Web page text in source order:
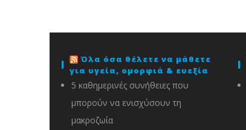
Όλα όσα θέλετε να μάθετε
για υγεία, ομορφιά & ευεξία
5 καθημερινές συνήθειες που
μπορούν να ενισχύσουν τη
μακροζωία